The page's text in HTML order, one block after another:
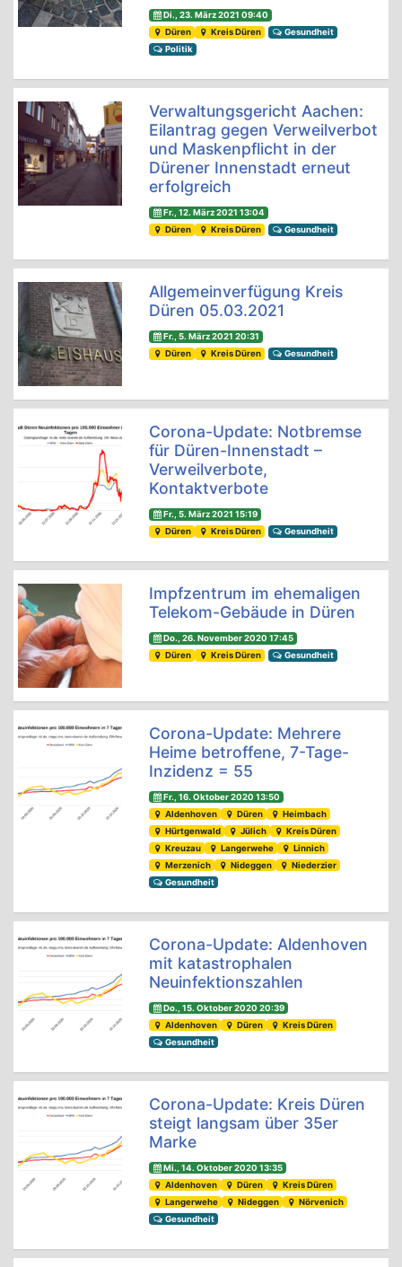
Di., 23. März 2021 09:40
Düren
Kreis Düren
Gesundheit
Politik
Verwaltungsgericht Aachen:
Eilantrag gegen Verweilverbot
und Maskenpflicht in der
Dürener Innenstadt erneut
erfolgreich
Fr., 12. März 2021 13:04
Düren
Kreis Düren Gesundheit
Allgemeinverfügung Kreis
Düren 05.03.2021
Fr., 5. März 2021 20:31
Düren
Kreis Düren Gesundheit
Corona-Update: Notbremse
für Düren-Innenstadt –
Verweilverbote,
Kontaktverbote
Fr., 5. März 2021 15:19
Düren
Kreis Düren Gesundheit
Impfzentrum im ehemaligen
Telekom-Gebäude in Düren
Do., 26. November 2020 17:45
Düren
Kreis Düren Gesundheit
Corona-Update: Mehrere
Heime betroffene, 7-Tage-
Inzidenz = 55
Fr., 16. Oktober 2020 13:50
Aldenhoven
Düren
Heimbach
Hürtgenwald
Jülich
Kreis Düren
Kreuzau
Langerwehe
Linnich
Merzenich
Nideggen
Niederzier
Gesundheit
Corona-Update: Aldenhoven
mit katastrophalen
Neuinfektionszahlen
Do., 15. Oktober 2020 20:39
Aldenhoven
Düren
Kreis Düren
Gesundheit
Corona-Update: Kreis Düren
steigt langsam über 35er
Marke
Mi., 14. Oktober 2020 13:35
Aldenhoven
Düren
Kreis Düren
Langerwehe
Nideggen
Nörvenich
Gesundheit